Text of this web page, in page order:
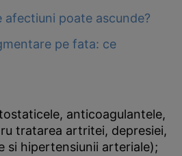
afectiuni poate ascunde?
pe fata: ce
anticoagulantele,
tratarea artritei, depresiei,
si hipertensiunii arteriale);